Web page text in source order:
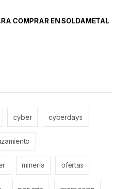
COMPRAR EN SOLDAMETAL
cyber cyberdays
mineria ofertas